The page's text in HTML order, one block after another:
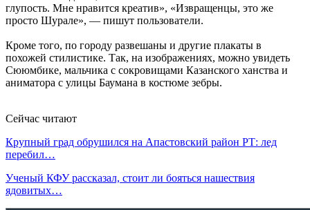
глупость. Мне нравится креатив», «Извращенцы, это же
просто Шурале», — пишут пользователи.
Кроме того, по городу развешаны и другие плакаты в
похожей стилистике. Так, на изображениях, можно увидеть
Сююмбике, мальчика с сокровищами Казанского ханства и
аниматора с улицы Баумана в костюме зебры.
Сейчас читают
Крупный град обрушился на Апастовский район РТ: лед
перебил…
Ученый КФУ рассказал, стоит ли бояться нашествия
ядовитых…